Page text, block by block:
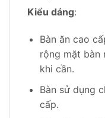
Kiểu dáng:
Bàn ăn cao
rộng mặt bàn
khi cần.
Bàn sử dụng
cấp.